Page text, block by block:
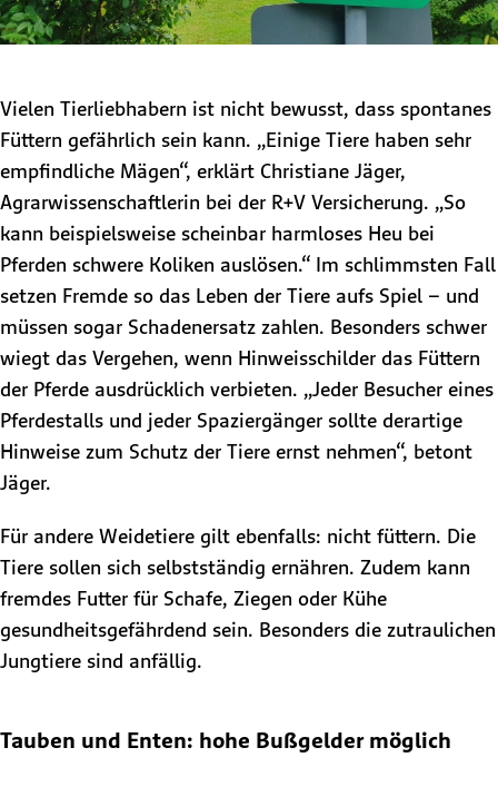
Vielen Tierliebhabern ist nicht bewusst, dass spontanes
Füttern gefährlich sein kann. „Einige Tiere haben sehr
empfindliche Mägen“, erklärt Christiane Jäger,
Agrarwissenschaftlerin bei der R+V Versicherung. „So
kann beispielsweise scheinbar harmloses Heu bei
Pferden schwere Koliken auslösen.“ Im schlimmsten Fall
setzen Fremde so das Leben der Tiere aufs Spiel – und
müssen sogar Schadenersatz zahlen. Besonders schwer
wiegt das Vergehen, wenn Hinweisschilder das Füttern
der Pferde ausdrücklich verbieten. „Jeder Besucher eines
Pferdestalls und jeder Spaziergänger sollte derartige
Hinweise zum Schutz der Tiere ernst nehmen“, betont
Jäger.
Für andere Weidetiere gilt ebenfalls: nicht füttern. Die
Tiere sollen sich selbstständig ernähren. Zudem kann
fremdes Futter für Schafe, Ziegen oder Kühe
gesundheitsgefährdend sein. Besonders die zutraulichen
Jungtiere sind anfällig.
Tauben und Enten: hohe Bußgelder möglich